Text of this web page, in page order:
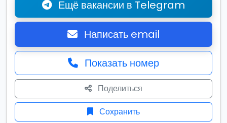
Ещё вакансии в Telegram
Написать email
Показать номер
Поделиться
Сохранить